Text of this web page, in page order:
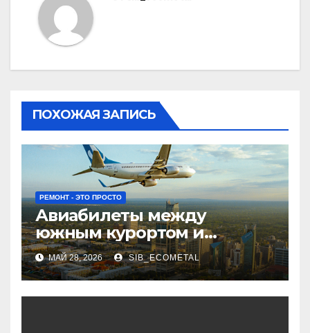
ПОХОЖАЯ ЗАПИСЬ
РЕМОНТ - ЭТО ПРОСТО
Авиабилеты между
южным курортом и
северным мегаполисом:
расписание и варианты
перелетов
МАЙ 28, 2026 SIB_ECOMETAL